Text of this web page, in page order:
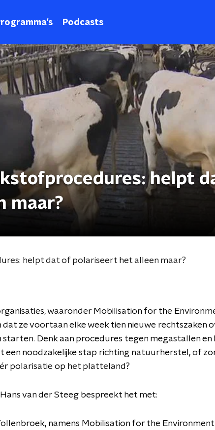
Podcasts
helpt
maar?
helpt dat of polariseert het alleen maar?
waaronder Mobilisation for the
dat ze voortaan elke week tien nieuwe rechtszaken
Denk aan procedures tegen megastallen en
een noodzakelijke stap richting natuurherstel, of
polarisatie op het platteland?
van der Steeg bespreekt het met:
namens Mobilisation for the Environment